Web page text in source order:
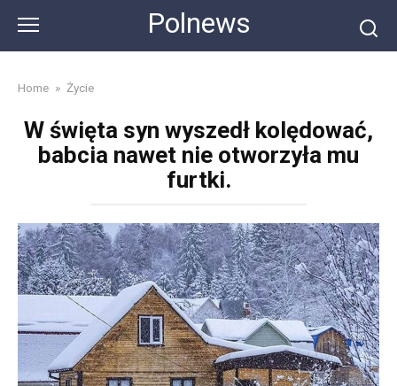
content
Polnews
Home » Życie
W święta syn wyszedł kolędować,
babcia nawet nie otworzyła mu
furtki.